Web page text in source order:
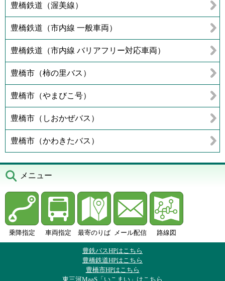
豊橋鉄道（渥美線）
豊橋鉄道（市内線 一般車両）
豊橋鉄道（市内線 バリアフリー対応車両）
豊橋市（柿の里バス）
豊橋市（やまびこ号）
豊橋市（しおかぜバス）
豊橋市（かわきたバス）
メニュー
乗降指定 車両指定 最寄のりば メール配信 路線図
豊鉄バスHPはこちら
豊橋鉄道HPはこちら
豊橋市HPはこちら
東三河MaaS「いこまい」はこちら